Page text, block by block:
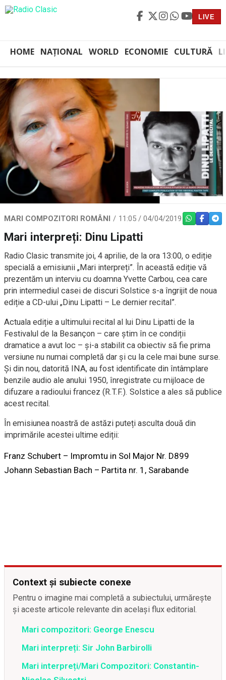
LIVE
HOME NAȚIONAL WORLD ECONOMIE CULTURĂ
MARI COMPOZITORI ROMÂNI 11:05 / 04/04/2019 WHATSAPP
Mari interpreți: Dinu Lipatti
Radio Clasic transmite joi, 4 aprilie, de la ora 13:00, o ediție
specială a emisiunii „Mari interpreți”. În această ediție vă
prezentăm un interviu cu doamna Yvette Carbou, cea care
prin intermediul casei de discuri Solstice s-a îngrijit de noua
ediție a CD-ului „Dinu Lipatti – Le dernier recital”.
Actuala ediție a ultimului recital al lui Dinu Lipatti de la
Festivalul de la Besançon – care știm în ce condiții
dramatice a avut loc – și-a stabilit ca obiectiv să fie prima
versiune nu numai completă dar și cu la cele mai bune surse.
Și din nou, datorită INA, au fost identificate din întâmplare
benzile audio ale anului 1950, înregistrate cu mijloace de
difuzare a radioului francez (R.T.F.). Solstice a ales să publice
acest recital.
În emisiunea noastră de astăzi puteți asculta două din
imprimările acestei ultime ediții:
Franz Schubert – Impromtu in Sol Major Nr. D899
Johann Sebastian Bach – Partita nr. 1, Sarabande
Context și subiecte conexe
Pentru o imagine mai completă a subiectului, urmărește
și aceste articole relevante din același flux editorial.
Mari compozitori: George Enescu
Mari interpreți: Sir John Barbirolli
Mari interpreți/Mari Compozitori: Constantin-